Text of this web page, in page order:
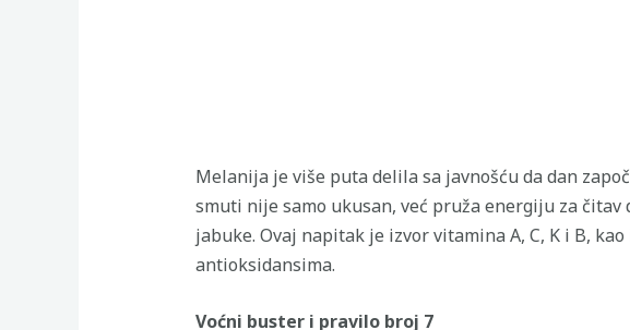
Melanija je više puta delila sa javnošću da dan
smuti nije samo ukusan, već pruža energiju za
jabuke. Ovaj napitak je izvor vitamina A, C, K i B,
antioksidansima.
Voćni buster i pravilo broj 7